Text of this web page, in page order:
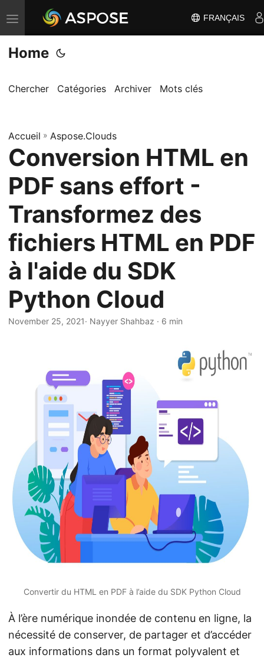
B
a
s
u
r
l
a
n
i
g
a
i
o
FRANÇAIS
Home
Chercher Catégories Archiver Mots clés
Accueil » Aspose.Clouds
Conversion HTML en
PDF sans effort -
Transformez des
fichiers HTML en PDF
à l'aide du SDK
Python Cloud
November 25, 2021· Nayyer Shahbaz · 6 min
Convertir du HTML en PDF à l’aide du SDK Python Cloud
À l’ère numérique inondée de contenu en ligne, la
nécessité de conserver, de partager et d’accéder
aux informations dans un format polyvalent et